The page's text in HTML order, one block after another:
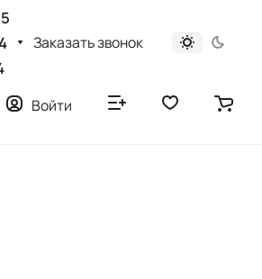
Заказать звонок
Войти